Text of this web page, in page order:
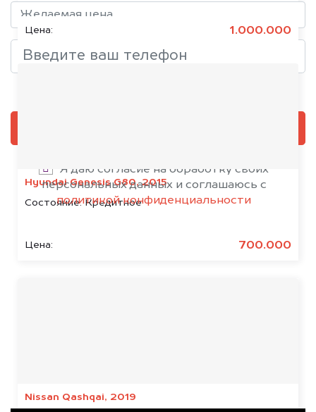
Цена: 1.000.000
Hyundai Genesis G80, 2015
Состояние:Кредитное
Цена: 700.000
Nissan Qashqai, 2019
Я даю согласие на обработку своих
персональных данных и соглашаюсь с
политикой конфиденциальности